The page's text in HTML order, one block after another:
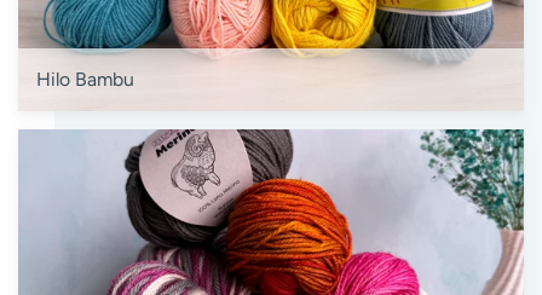
Hilo Bambu